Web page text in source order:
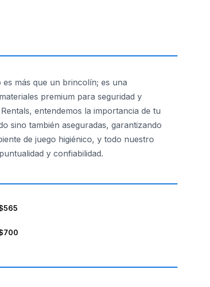
más que un brincolín; es una
premium para seguridad y
entendemos la importancia de tu
sino también aseguradas, garantizando
de juego higiénico, y todo nuestro
y confiabilidad.
exhaustivas de antecedentes. Cuando nos